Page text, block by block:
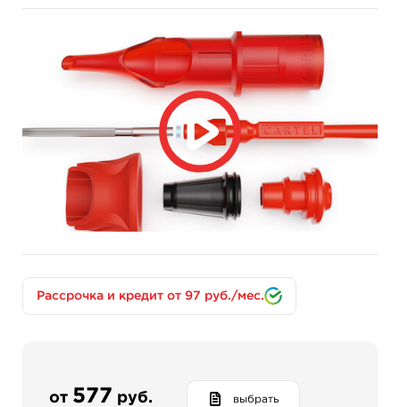
травматизации кожи на лице и создания максимально
Идеальный инструмент для мастеров перманентного
макияжа.
Технологичная игла для создания самого мягкого
Гид по размерам контурных игл.
Картриджи для перманентного макияжа.
Самые тонкие иглы с длинной заточкой.
Стабилизатор положения игл.
Эргономичная насадка-держатель
мощности.
Специальный силикон выдерживает
экстремальные нагрузки сохраняя
10 картриджей в упаковке.
Рассрочка и кредит от 97 руб./мес.
от 577 руб. выбрать